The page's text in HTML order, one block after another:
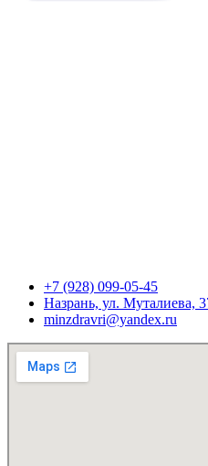
+7 (928) 099-05-45
Назрань, ул. Муталиева,
minzdravri@yandex.ru